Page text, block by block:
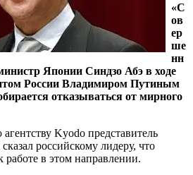
«С
ов
ер
ше
нн
Японии Синдзо Абэ в ходе
России Владимиром Путиным
отказываться от мирного
Kyodo представитель
российскому лидеру, что
работе в этом направлении.